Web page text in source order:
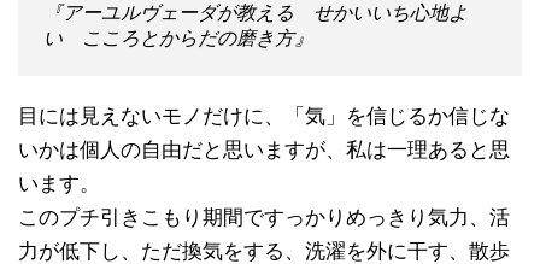
『アーユルヴェーダが教える せかいいち心地よ
い こころとからだの磨き方』
目には見えないモノだけに、「気」を信じるか信じな
いかは個人の自由だと思いますが、私は一理あると思
います。
このプチ引きこもり期間ですっかりめっきり気力、活
力が低下し、ただ換気をする、洗濯を外に干す、散歩